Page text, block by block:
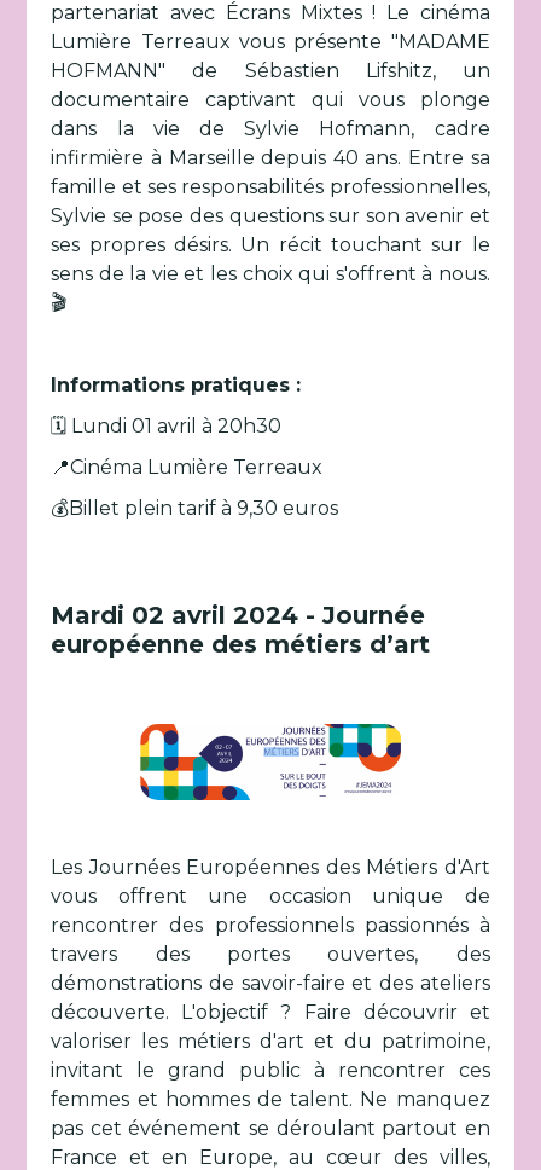
partenariat avec Écrans Mixtes ! Le cinéma
Lumière Terreaux vous présente "MADAME
HOFMANN" de Sébastien Lifshitz, un
documentaire captivant qui vous plonge
dans la vie de Sylvie Hofmann, cadre
infirmière à Marseille depuis 40 ans. Entre sa
famille et ses responsabilités professionnelles,
Sylvie se pose des questions sur son avenir et
ses propres désirs. Un récit touchant sur le
sens de la vie et les choix qui s'offrent à nous.
🎬
Informations pratiques :
🗓️ Lundi 01 avril à 20h30
📍Cinéma Lumière Terreaux
💰Billet plein tarif à 9,30 euros
Mardi 02 avril 2024 - Journée
européenne des métiers d’art
Les Journées Européennes des Métiers d'Art
vous offrent une occasion unique de
rencontrer des professionnels passionnés à
travers des portes ouvertes, des
démonstrations de savoir-faire et des ateliers
découverte. L'objectif ? Faire découvrir et
valoriser les métiers d'art et du patrimoine,
invitant le grand public à rencontrer ces
femmes et hommes de talent. Ne manquez
pas cet événement se déroulant partout en
France et en Europe, au cœur des villes,